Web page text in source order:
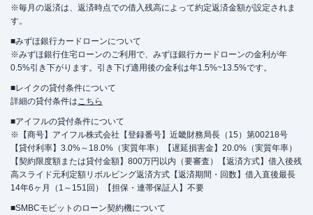
※毎月の返済は、返済時点での借入残高によって約定返済金額が設定されま
す。
■みずほ銀行カードローンについて
※みずほ銀行住宅ローンのご利用で、みずほ銀行カードローンの金利が年
0.5%引き下がります。引き下げ適用後の金利は年1.5%~13.5%です。
■レイクの貸付条件について
詳細の貸付条件はこちら
■アイフルの貸付条件について
※【商号】アイフル株式会社【登録番号】近畿財務局長（15）第00218号
【貸付利率】3.0%～18.0%（実質年率）【遅延損害金】20.0%（実質年率）
【契約限度額または貸付金額】800万円以内（要審査）【返済方式】借入後残
高スライド元利定額リボルビング返済方式【返済期間・回数】借入直後最長
14年6ヶ月（1～151回）【担保・連帯保証人】不要
■SMBCモビットのローン契約機について